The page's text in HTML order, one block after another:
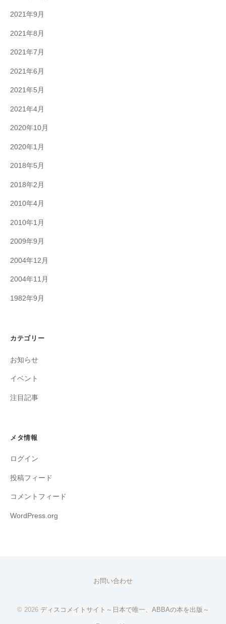
2021年9月
2021年8月
2021年7月
2021年6月
2021年5月
2021年4月
2020年10月
2020年1月
2018年5月
2018年2月
2010年4月
2010年1月
2009年9月
2004年12月
2004年11月
1982年9月
カテゴリー
お知らせ
イベント
注目記事
メタ情報
ログイン
投稿フィード
コメントフィード
WordPress.org
お問い合わせ
© 2026 ディスコメイトサイト～日本で唯一、ABBAの本を出版～